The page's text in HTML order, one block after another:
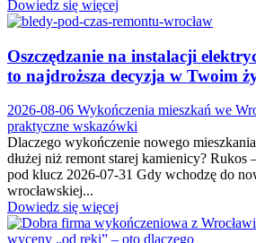
Dowiedz się więcej
Oszczędzanie na instalacji
to najdroższa decyzja w Twoim
2026-08-06 Wykończenia mieszkań we
praktyczne wskazówki
Dlaczego wykończenie nowego
dłużej niż remont starej kamienicy? Rukos
pod klucz 2026-07-31 Gdy wchodzę do
wrocławskiej...
Dowiedz się więcej